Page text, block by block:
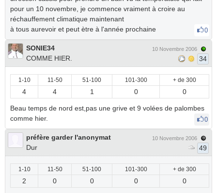
pour un 10 novembre, je commence vraiment à croire au
réchauffement climatique maintenant
à tous aurevoir et peut ètre à l'année prochaine
0
SONIE34
COMME HIER.
10 Novembre 2006
34
1-10 11-50 51-100 101-300 + de 300
4 4 1 0 0
Beau temps de nord est,pas une grive et 9 volées de palombes
comme hier.
0
préfère garder l'anonymat
Dur
10 Novembre 2006
49
1-10 11-50 51-100 101-300 + de 300
2 0 0 0 0